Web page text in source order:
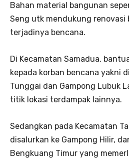
Bahan material bangunan
Seng utk mendukung renovasi
terjadinya bencana.
Di Kecamatan Samadua,
kepada korban bencana yakni
Tunggai dan Gampong Lubuk
titik lokasi terdampak lainnya.
Sedangkan pada Kecamatan
disalurkan ke Gampong Hilir,
Bengkuang Timur yang